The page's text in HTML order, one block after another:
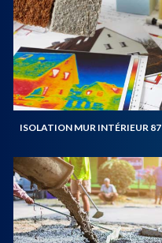
ISOLATION MUR INTÉRIEUR 87